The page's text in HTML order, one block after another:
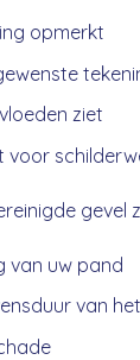
opmerkt
ziet
voor
gevel
van uw pand
van